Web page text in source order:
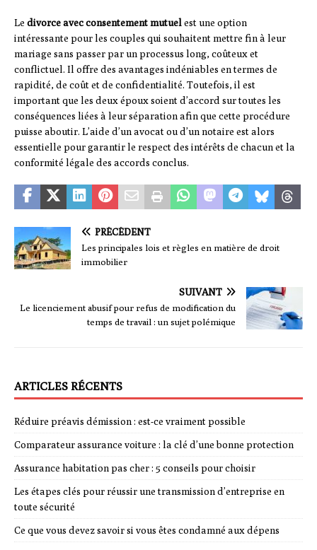
Le divorce avec consentement mutuel est une option
intéressante pour les couples qui souhaitent mettre fin à leur
mariage sans passer par un processus long, coûteux et
conflictuel. Il offre des avantages indéniables en termes de
rapidité, de coût et de confidentialité. Toutefois, il est
important que les deux époux soient d’accord sur toutes les
conséquences liées à leur séparation afin que cette procédure
puisse aboutir. L’aide d’un avocat ou d’un notaire est alors
essentielle pour garantir le respect des intérêts de chacun et la
conformité légale des accords conclus.
PRÉCÉDENT
Les principales lois et règles en matière de droit
immobilier
SUIVANT
Le licenciement abusif pour refus de modification du
temps de travail : un sujet polémique
ARTICLES RÉCENTS
Réduire préavis démission : est-ce vraiment possible
Comparateur assurance voiture : la clé d’une bonne protection
Assurance habitation pas cher : 5 conseils pour choisir
Les étapes clés pour réussir une transmission d’entreprise en
toute sécurité
Ce que vous devez savoir si vous êtes condamné aux dépens